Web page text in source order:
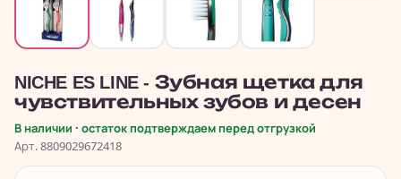
NICHE ES LINE - Зубная щетка для
чувствительных зубов и десен
В наличии · остаток подтверждаем перед отгрузкой
Арт. 8809029672418